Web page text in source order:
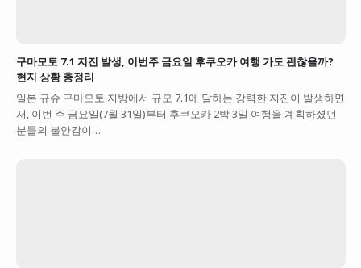
구마모토 7.1 지진 발생, 이번주 금요일 후쿠오카 여행 가도 괜찮을까?
현지 상황 총정리
일본 규슈 구마모토 지방에서 규모 7.1에 달하는 강력한 지진이 발생하면
서, 이번 주 금요일(7월 31일)부터 후쿠오카 2박 3일 여행을 계획하셨던
분들의 불안감이…